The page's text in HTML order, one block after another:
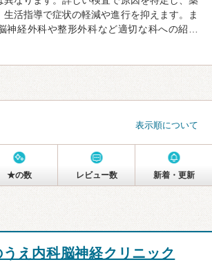
活指導で症状の軽減や進行を抑えます。ま
神経外科や整形外科など適切な科への紹…
表示順について
★の数 レビュー数 新着・更新
え内科脳神経クリニック